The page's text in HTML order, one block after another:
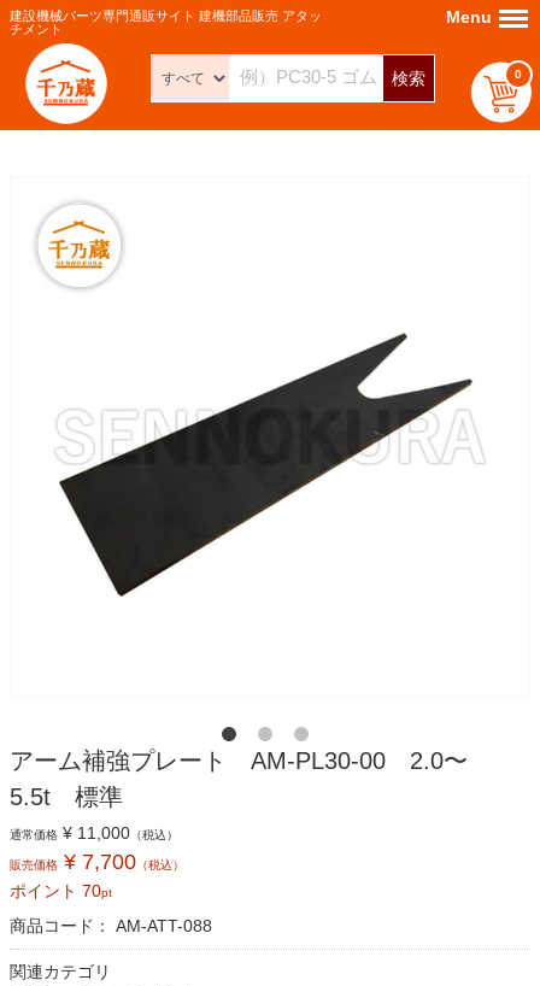
建設機械パーツ専門通販サイト 建機部品販売 アタッ
チメント
検索 0
Menu Menu
アーム補強プレート AM-PL30-00 2.0〜
5.5t 標準
通常価格 ¥ 11,000 （税込）
販売価格 ¥ 7,700 （税込）
ポイント 70pt
商品コード： AM-ATT-088
関連カテゴリ